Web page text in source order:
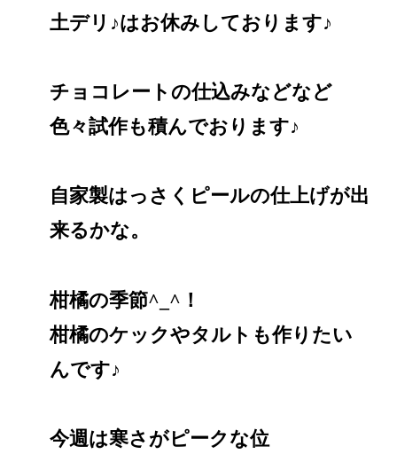
土デリ♪はお休みしております♪
チョコレートの仕込みなどなど
色々試作も積んでおります♪
自家製はっさくピールの仕上げが出
来るかな。
柑橘の季節^_^！
柑橘のケックやタルトも作りたい
んです♪
今週は寒さがピークな位